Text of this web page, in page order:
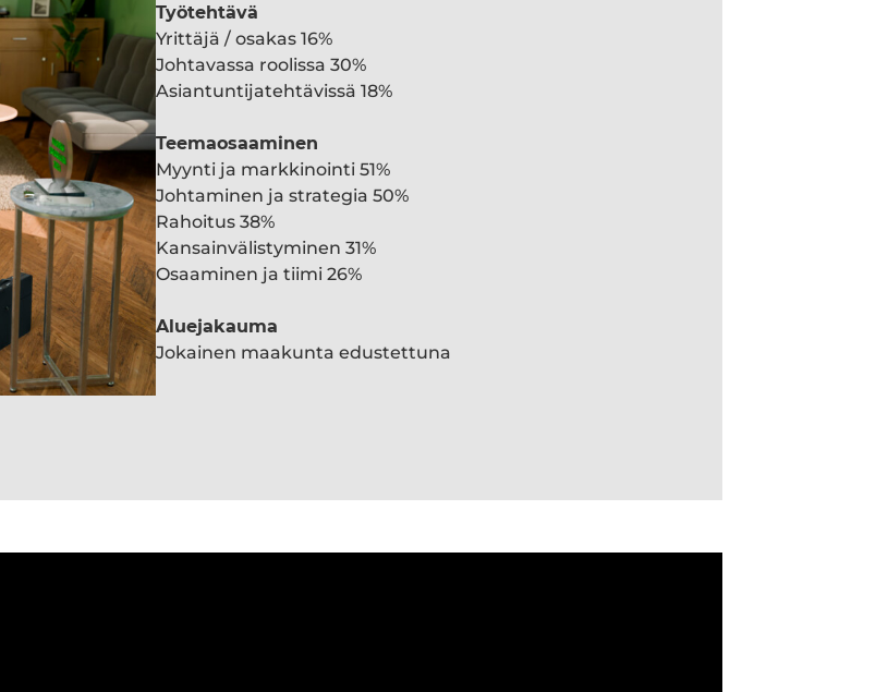
Työtehtävä
Yrittäjä / osakas 16%
Johtavassa roolissa 30%
Asiantuntijatehtävissä 18%
Teemaosaaminen
Myynti ja markkinointi 51%
Johtaminen ja strategia 50%
Rahoitus 38%
Kansainvälistyminen 31%
Osaaminen ja tiimi 26%
Aluejakauma
Jokainen maakunta edustettuna